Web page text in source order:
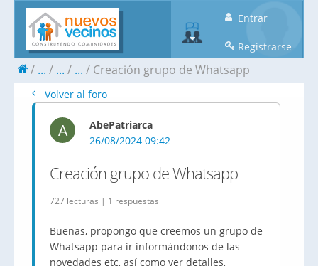
Entrar
Registrarse
... ... ... Creación grupo de Whatsapp
Volver al foro
A
AbePatriarca
26/08/2024 09:42
Creación grupo de Whatsapp
727 lecturas | 1 respuestas
Buenas, propongo que creemos un grupo de
Whatsapp para ir informándonos de las
novedades etc, así como ver detalles,